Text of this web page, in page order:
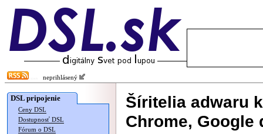
neprihlásený
DSL pripojenie
Ceny DSL
Dostupnosť DSL
Fórum o DSL
Šíritelia adwaru
Chrome, Google